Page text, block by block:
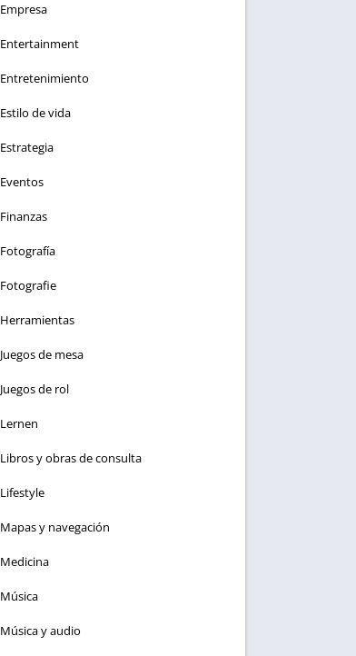
Empresa
Entertainment
Entretenimiento
Estilo de vida
Estrategia
Eventos
Finanzas
Fotografía
Fotografie
Herramientas
Juegos de mesa
Juegos de rol
Lernen
Libros y obras de consulta
Lifestyle
Mapas y navegación
Medicina
Música
Música y audio